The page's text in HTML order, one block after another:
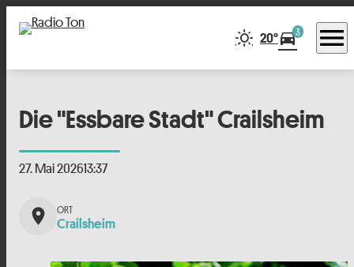
20°directions_car3 menu
Die "Essbare Stadt" Crailsheim
27. Mai 202613:37
place Crailsheim